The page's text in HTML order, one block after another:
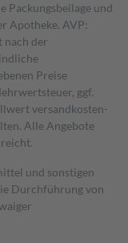
Packungsbeilage und
Apotheke. AVP:
nach der
Preise
ggf.
versand­kosten­
Alle Angebote
und sonstigen
Durchführung von